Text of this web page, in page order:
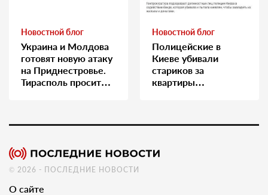
Новостной блог
Украина и Молдова
готовят новую атаку
на Приднестровье.
Тирасполь просит
Новостной блог
Полицейские в
Киеве убивали
стариков за
квартиры…
© 2026 - ПОСЛЕДНИЕ НОВОСТИ
О сайте